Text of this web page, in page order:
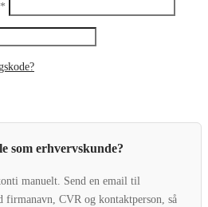
*
som erhvervskunde?
manuelt. Send en email til
firmanavn, CVR og kontaktperson, så